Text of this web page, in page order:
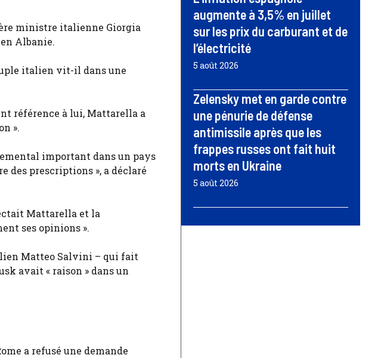
ministre italienne Giorgia
Albanie.
italien vit-il dans une
référence à lui, Mattarella a
».
important dans un pays
des prescriptions », a déclaré
Mattarella et la
ses opinions ».
Matteo Salvini – qui fait
avait « raison » dans un
a refusé une demande
augmente à 3,5% en juillet
sur les prix du carburant et de
l’électricité
5 août 2026
Zelensky met en garde contre
une pénurie de défense
antimissile après que les
frappes russes ont fait huit
morts en Ukraine
5 août 2026